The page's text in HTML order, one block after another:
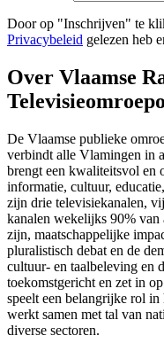
Door op "Inschrijven" te
Privacybeleid gelezen heb
Over Vlaamse
De Vlaamse publieke
verbindt alle Vlamingen in
brengt een kwaliteitsvol en
informatie, cultuur,
zijn drie televisiekanalen,
kanalen wekelijks 90%
zijn, maatschappelijke
pluralistisch debat en de
cultuur- en taalbeleving en
toekomstgericht en zet in
speelt een belangrijke rol in
werkt samen met tal van
diverse sectoren.